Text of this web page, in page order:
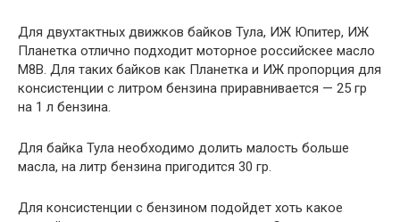
Для двухтактных движков байков Тула, ИЖ Юпитер, ИЖ
Планетка отлично подходит моторное российскее масло
М8В. Для таких байков как Планетка и ИЖ пропорция для
консистенции с литром бензина приравнивается — 25 гр
на 1 л бензина.
Для байка Тула необходимо долить малость больше
масла, на литр бензина пригодится 30 гр.
Для консистенции с бензином подойдет хоть какое